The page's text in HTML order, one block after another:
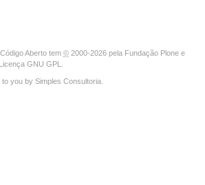
Aberto tem © 2000-2026 pela Fundação Plone e
Licença GNU GPL
to you by Simples Consultoria